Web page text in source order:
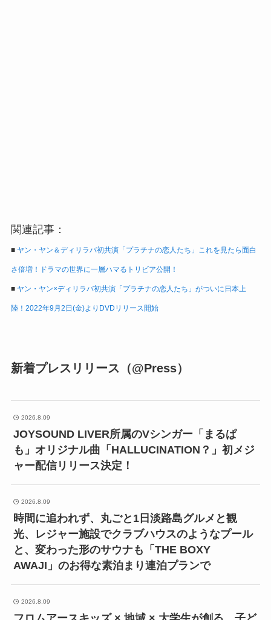
関連記事：
■ ヤン・ヤン＆ディリラバ初共演「プラチナの恋人たち」これを見たら面白
さ倍増！ドラマの世界に一層ハマるトリビア公開！
■ ヤン・ヤン×ディリラバ初共演「プラチナの恋人たち」がついに日本上
陸！2022年9月2日(金)よりDVDリリース開始
新着プレスリリース（@Press）
2026.8.09
JOYSOUND LIVER所属のVシンガー「まるぱ
も」オリジナル曲「HALLUCINATION？」初メジ
ャー配信リリース決定！
2026.8.09
時間に追われず、丸ごと1日淡路島グルメと観
光、レジャー施設でクラブハウスのようなプール
と、変わった形のサウナも「THE BOXY
AWAJI」のお得な素泊まり連泊プランで
2026.8.09